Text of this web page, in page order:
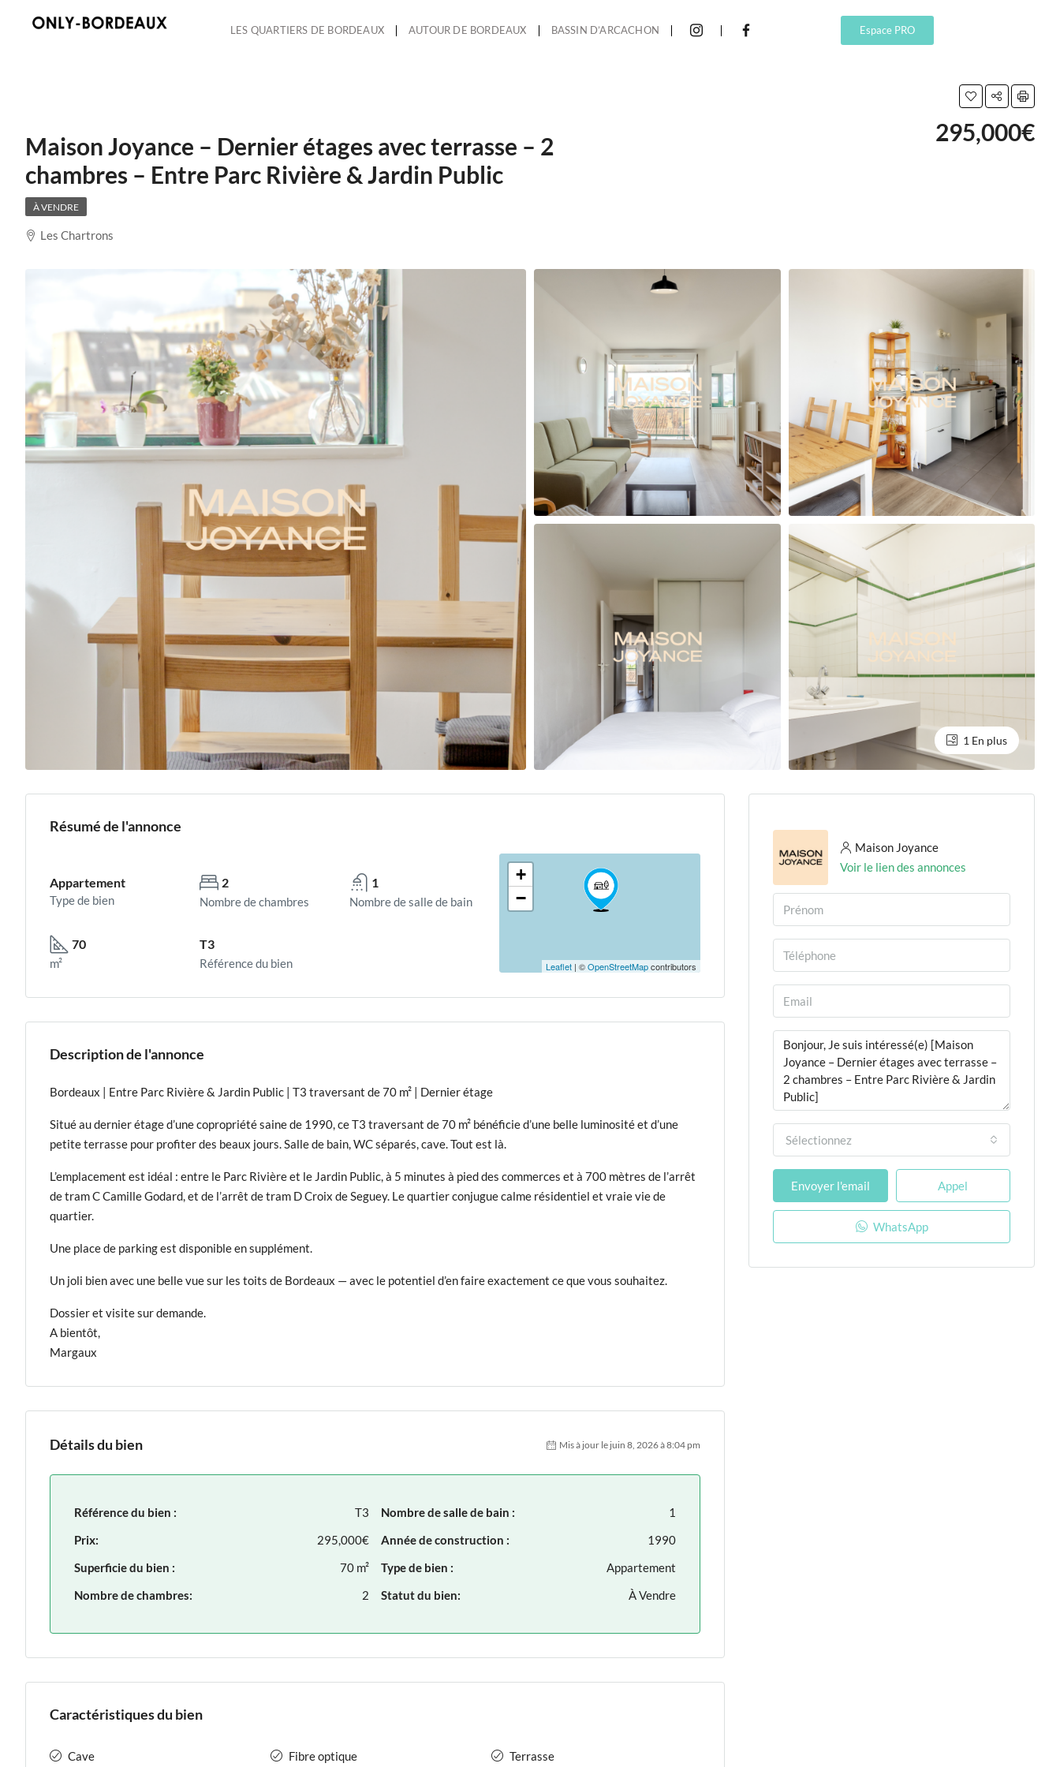
LES QUARTIERS DE BORDEAUX AUTOUR DE BORDEAUX BASSIN D’ARCACHON Espace PRO
Maison Joyance – Dernier étages avec terrasse – 2
chambres – Entre Parc Rivière & Jardin Public
295,000€
À VENDRE
Les Chartrons
1 En plus
Résumé de l'annonce
Appartement
Type de bien
2
Nombre de chambres
1
Nombre de salle de bain
70
m²
T3
Référence du bien
+
−
Leaflet| ©OpenStreetMapcontributors
Description de l'annonce
Bordeaux | Entre Parc Rivière & Jardin Public | T3 traversant de 70 m² | Dernier étage
Situé au dernier étage d’une copropriété saine de 1990, ce T3 traversant de 70 m² bénéficie d’une belle luminosité et d’une
petite terrasse pour profiter des beaux jours. Salle de bain, WC séparés, cave. Tout est là.
L’emplacement est idéal : entre le Parc Rivière et le Jardin Public, à 5 minutes à pied des commerces et à 700 mètres de l’arrêt
de tram C Camille Godard, et de l’arrêt de tram D Croix de Seguey. Le quartier conjugue calme résidentiel et vraie vie de
quartier.
Une place de parking est disponible en supplément.
Un joli bien avec une belle vue sur les toits de Bordeaux — avec le potentiel d’en faire exactement ce que vous souhaitez.
Dossier et visite sur demande.
A bientôt,
Margaux
Détails du bien Mis à jour le juin 8, 2026 à 8:04 pm
Référence du bien :
T3
Prix:
295,000€
Superficie du bien :
70 m²
Nombre de chambres:
2
Nombre de salle de bain :
1
Année de construction :
1990
Type de bien :
Appartement
Statut du bien:
À Vendre
Caractéristiques du bien
Cave
Fibre optique
Terrasse
Maison Joyance
Voir le lien des annonces
Sélectionnez
Envoyer l'email Appel
WhatsApp